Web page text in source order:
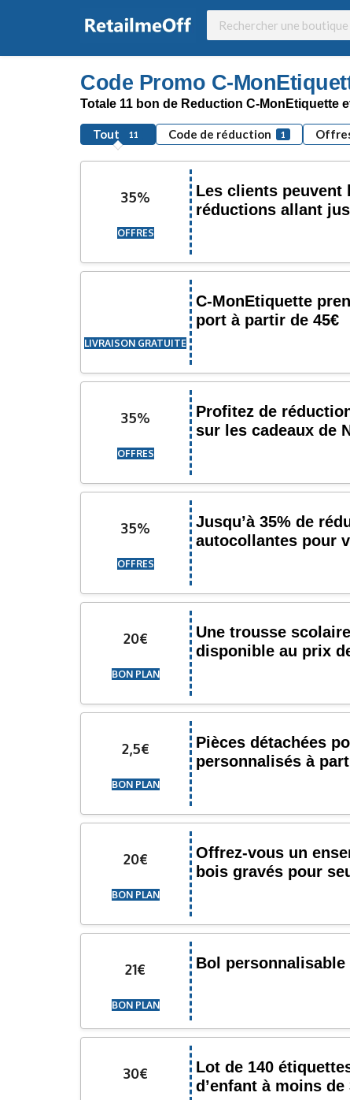
Code Promo C-
Totale 11 bon de Reduction C-MonEtiquette
Tout 11 Code de réduction 1
35%
OFFRES
Les clients peuvent
réductions allant
LIVRAISON GRATUITE
C-MonEtiquette
port à partir de 45€
35%
OFFRES
Profitez de
sur les cadeaux de
35%
OFFRES
Jusqu’à 35% de
autocollantes pour
20€
BON PLAN
Une trousse
disponible au prix
2,5€
BON PLAN
Pièces détachées
personnalisés à
20€
BON PLAN
Offrez-vous un
bois gravés pour
21€
BON PLAN
Bol personnalisable
30€
Lot de 140
d’enfant à moins de